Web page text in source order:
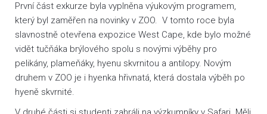
První část exkurze byla vyplněna výukovým programem,
který byl zaměřen na novinky v ZOO. V tomto roce byla
slavnostně otevřena expozice West Cape, kde bylo možné
vidět tučňáka brýlového spolu s novými výběhy pro
pelikány, plameňáky, hyenu skvrnitou a antilopy. Novým
druhem v ZOO je i hyenka hřivnatá, která dostala výběh po
hyeně skvrnité.